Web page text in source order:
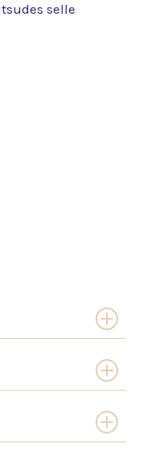
selle